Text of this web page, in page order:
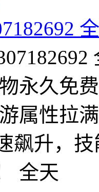
永久免
属性拉
飙升，
全天